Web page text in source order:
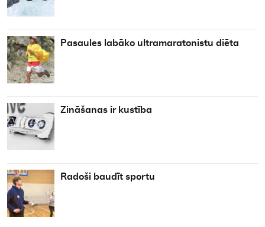
Pasaules labāko ultramaratonistu diēta
Zināšanas ir kustība
Radoši baudīt sportu